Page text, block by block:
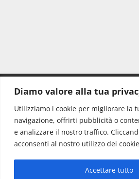
Diamo valore alla tua
Utilizziamo i cookie per migliorare la
navigazione, offrirti pubblicità o
e analizzare il nostro traffico.
acconsenti al nostro utilizzo dei
Accettare tutto
Redazione:
Direttore:
Info & Commerciale: